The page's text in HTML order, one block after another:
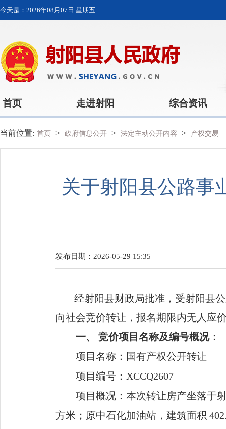
今天是： 2026年08月07日 星期五
首页 走进射阳 综合资讯
当前位置: 首页 > 政府信息公开 > 法定主动公开内容 > 产权交易
关于射阳县公路事
发布日期：2026-05-29 15:35
经射阳县财政局批准，受射阳县
向社会竞价转让 ， 报名期限内无人应
一、
竞价项目名称及编号概况：
项目名称：国有产权公开转让
项目编号： XCCQ2607
项目概况：本次转让房产坐落于
方米；原中石化加油站，建筑面积